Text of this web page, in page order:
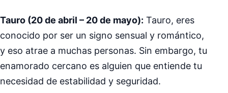
Tauro (20 de abril – 20 de mayo): Tauro, eres
conocido por ser un signo sensual y romántico,
y eso atrae a muchas personas. Sin embargo, tu
enamorado cercano es alguien que entiende tu
necesidad de estabilidad y seguridad.